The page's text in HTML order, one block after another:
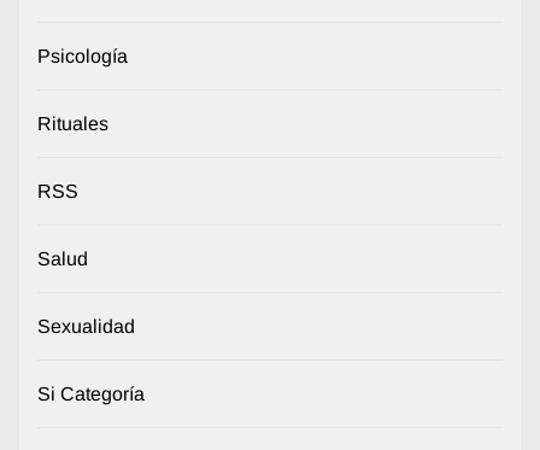
Psicología
Rituales
RSS
Salud
Sexualidad
Si Categoría